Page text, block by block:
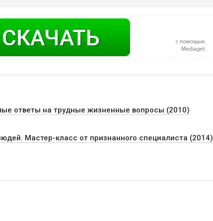
ответы на трудные жизненные вопросы (2010)
Мастер-класс от признанного специалиста (2014)